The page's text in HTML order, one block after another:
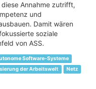
Annahme zutrifft,
und
Damit wären
soziale
von ASS.
Software-Systeme
der Arbeitswelt
Netz